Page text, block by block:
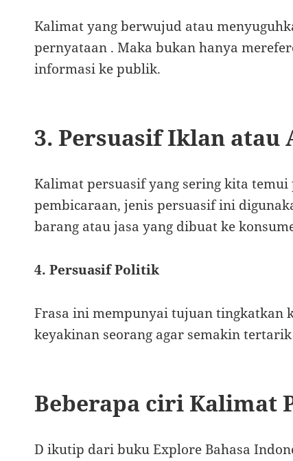
Kalimat yang berwujud atau
pernyataan . Maka bukan hanya
informasi ke publik.
3. Persuasif Iklan atau
Kalimat persuasif yang sering kita temui
pembicaraan, jenis persuasif ini
barang atau jasa yang dibuat ke
4. Persuasif Politik
Frasa ini mempunyai tujuan tingkatkan
keyakinan seorang agar semakin
Beberapa ciri Kalimat
D ikutip dari buku Explore Bahasa